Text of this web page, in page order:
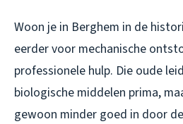
Woon je in Berghem in de
eerder voor mechanische
professionele hulp. Die oude
biologische middelen prima,
gewoon minder goed in door